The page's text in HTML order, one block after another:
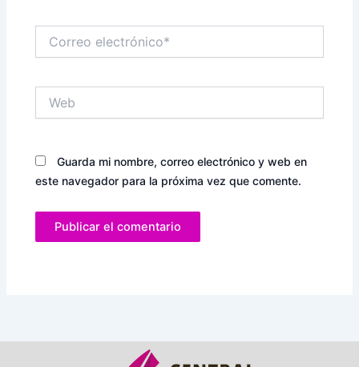
electrónico*
Guarda mi nombre, correo electrónico y web en
este navegador para la próxima vez que comente.